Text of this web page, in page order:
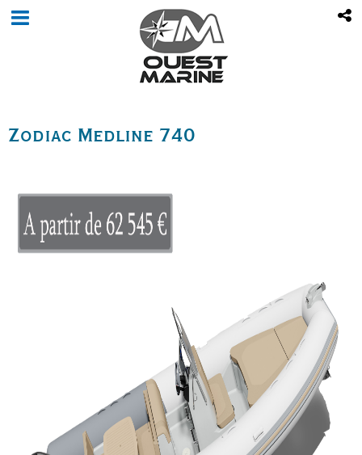
Zodiac Medline 740